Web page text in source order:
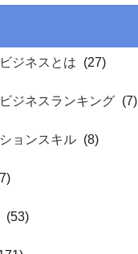
ジネスとは (27)
ジネスランキング (7)
ョンスキル (8)
(53)